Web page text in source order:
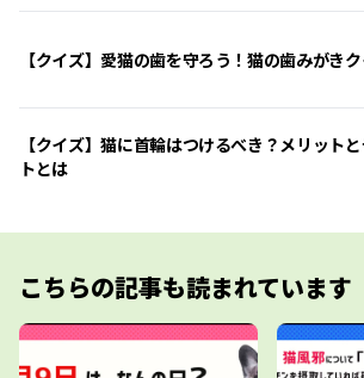
【クイズ】愛猫の歯を守ろう！猫の歯みがき
【クイズ】猫に首輪はつけるべき？メリット
トとは
こちらの記事も読まれています